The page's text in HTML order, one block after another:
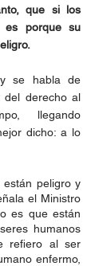
que si los
es porque su
se habla de
del derecho al
llegando
dicho: a lo
están peligro y
el Ministro
es que están
humanos
refiero al ser
enfermo,